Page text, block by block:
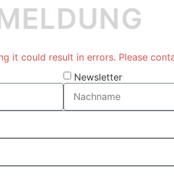
it could result in errors. Please
Newsletter